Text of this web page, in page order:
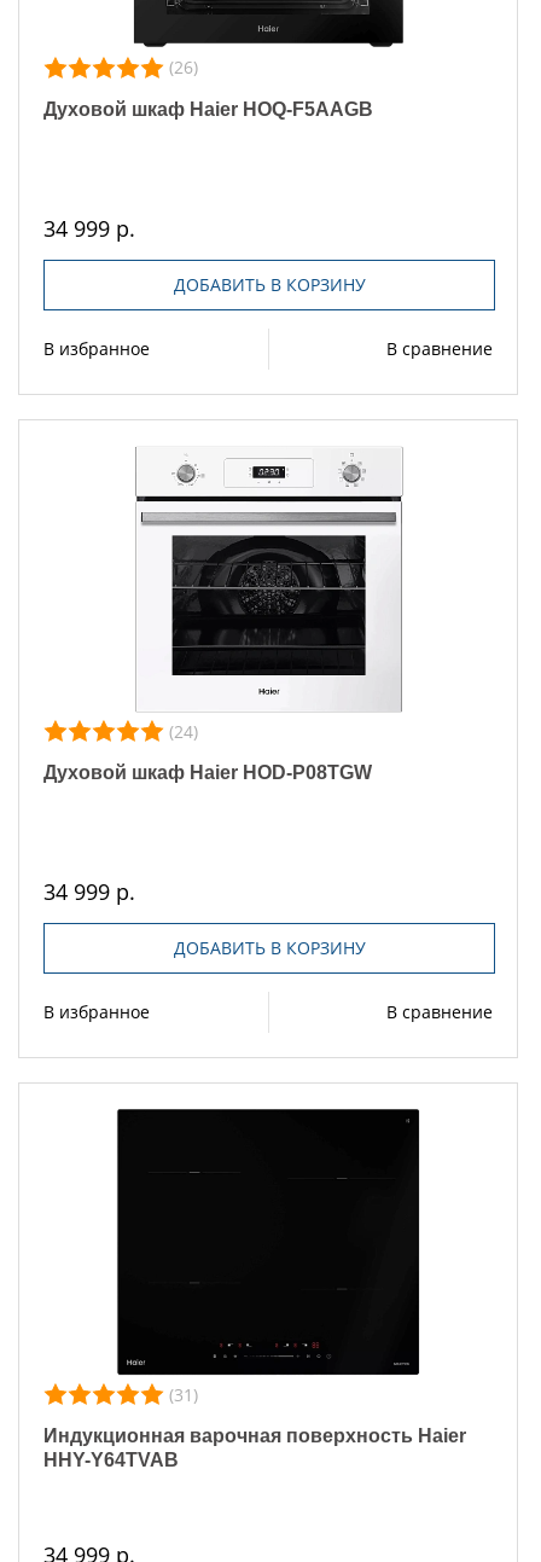
(26)
Духовой шкаф Haier HOQ-F5AAGB
34 999 р.
ДОБАВИТЬ В КОРЗИНУ
В избранное В сравнение
(24)
Духовой шкаф Haier HOD-P08TGW
34 999 р.
ДОБАВИТЬ В КОРЗИНУ
В избранное В сравнение
(31)
Индукционная варочная поверхность Haier
HHY-Y64TVAB
34 999 р.